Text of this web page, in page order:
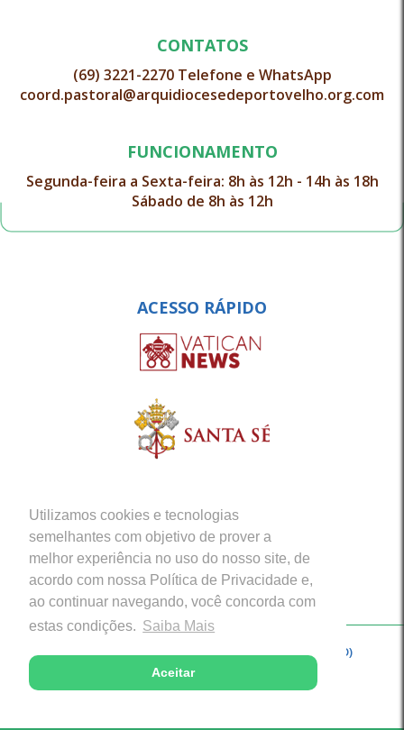
Utilizamos cookies e tecnologias
semelhantes com objetivo de prover a
melhor experiência no uso do nosso site, de
acordo com nossa Política de Privacidade e,
ao continuar navegando, você concorda com
estas condições. Saiba Mais
Aceitar
CONTATOS
(69) 3221-2270 Telefone e WhatsApp
coord.pastoral@arquidiocesedeportovelho.org.com
FUNCIONAMENTO
Segunda-feira a Sexta-feira: 8h às 12h - 14h às 18h
Sábado de 8h às 12h
ACESSO RÁPIDO
Copyright © 2026 - Arquidiocese de Porto Velho (RO)
Desenvolvido com excelência por